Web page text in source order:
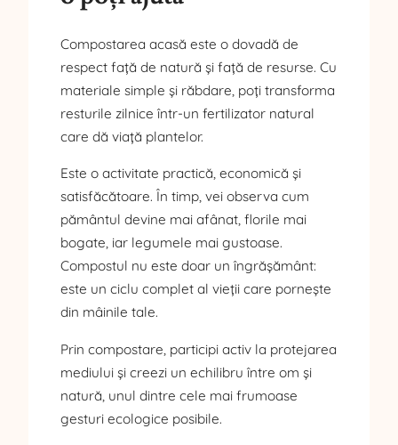
Compostarea acasă este o dovadă de
respect față de natură și față de resurse. Cu
materiale simple și răbdare, poți transforma
resturile zilnice într-un fertilizator natural
care dă viață plantelor.
Este o activitate practică, economică și
satisfăcătoare. În timp, vei observa cum
pământul devine mai afânat, florile mai
bogate, iar legumele mai gustoase.
Compostul nu este doar un îngrășământ:
este un ciclu complet al vieții care pornește
din mâinile tale.
Prin compostare, participi activ la protejarea
mediului și creezi un echilibru între om și
natură, unul dintre cele mai frumoase
gesturi ecologice posibile.